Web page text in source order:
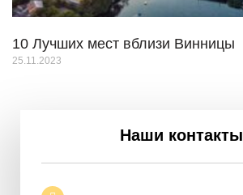
10 Лучших мест вблизи Винницы
25.11.2023
Наши контакты